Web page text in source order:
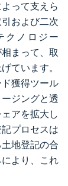
って支えら
および二次
クノロジー
まって、取
ています。
獲得ツール
ジングと透
アを拡大し
プロセスは
地登記の合
より、これ